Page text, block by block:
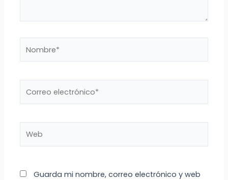
electrónico*
Guarda mi nombre, correo electrónico y web